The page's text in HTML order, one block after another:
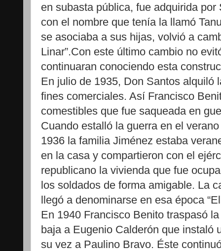
en subasta pública, fue adquirida
con el nombre que tenía la llamó
se asociaba a sus hijas, volvió a
Linar”.Con este último cambio no
continuaran conociendo esta
En julio de 1935, Don Santos alquiló
fines comerciales. Así Francisco
comestibles que fue saqueada en
Cuando estalló la guerra en el
1936 la familia Jiménez estaba
en la casa y compartieron con el
republicano la vivienda que fue
los soldados de forma amigable. La
llegó a denominarse en esa época
En 1940 Francisco Benito traspasó
baja a Eugenio Calderón que instaló
su vez a Paulino Bravo. Éste